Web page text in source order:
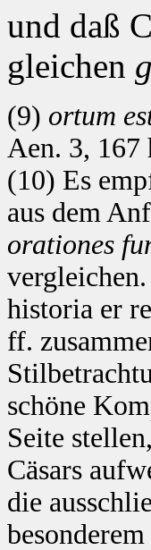
und daß
gleichen
(9) ortum
Aen. 3, 167
(10) Es
aus dem
orationes
historia er
ff.
schöne
Seite
Cäsars
die